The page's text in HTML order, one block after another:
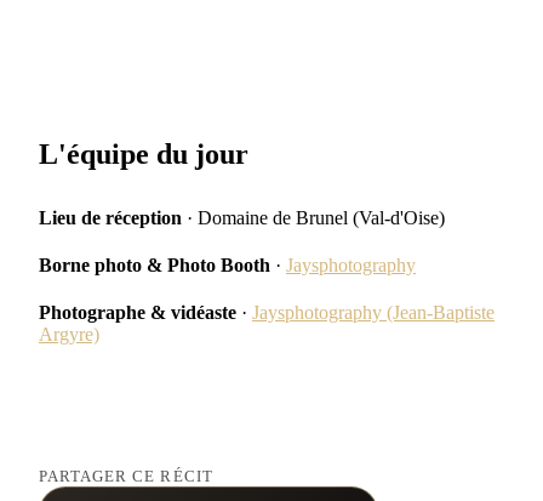
L'équipe du jour
Lieu de réception · Domaine de Brunel (Val-d'Oise)
Borne photo & Photo Booth · Jaysphotography
Photographe & vidéaste · Jaysphotography (Jean-Baptiste
Argyre)
PARTAGER CE RÉCIT